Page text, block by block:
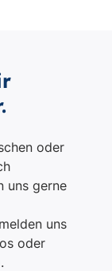
oder
uns gerne
uns
oder